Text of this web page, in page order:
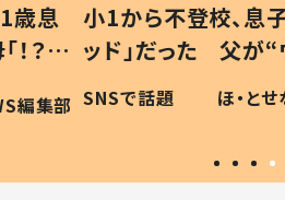
歳息
？」
編集部
小1から不登校、息
ッド」だった 父が
作り続ける理由と
#令和の子
SNSで話題 ほ・と